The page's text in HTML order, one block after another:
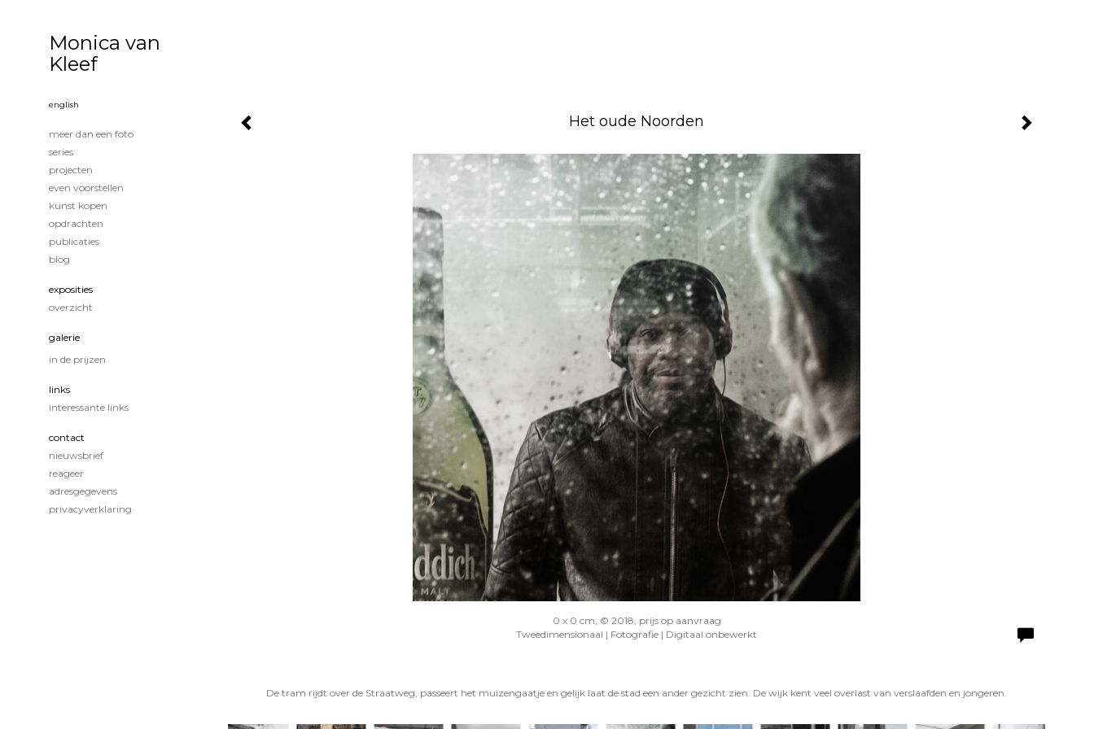
Het oude Noorden
0 x 0 cm, © 2018, prijs op aanvraag
Tweedimensionaal | Fotografie | Digitaal onbewerkt
De tram rijdt over de Straatweg, passeert het muizengaatje en gelijk laat de stad een ander gezicht zien. De wijk kent veel overlast van verslaafden en jongeren.
Monica van
Kleef
english
meer dan een foto
series
projecten
even voorstellen
kunst kopen
opdrachten
publicaties
blog
exposities
overzicht
galerie
in de prijzen
links
interessante links
contact
nieuwsbrief
reageer
adresgegevens
privacyverklaring